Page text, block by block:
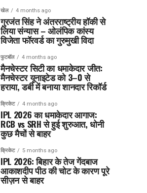
खेल 4 months ago
गुरजंत सिंह ने अंतरराष्ट्रीय हॉकी से
लिया संन्यास – ओलंपिक कांस्य
विजेता फॉरवर्ड का गुरुमुखी विदा
फुटबॉल 4 months ago
मैनचेस्टर सिटी का धमाकेदार जीत:
मैनचेस्टर यूनाइटेड को 3–0 से
हराया, डर्बी में बनाया शानदार रिकॉर्ड
क्रिकेट 4 months ago
IPL 2026 का धमाकेदार आगाज:
RCB vs SRH से हुई शुरुआत, धोनी
कुछ मैचों से बाहर
क्रिकेट 5 months ago
IPL 2026: बिहार के तेज गेंदबाज
आकाशदीप पीठ की चोट के कारण पूरे
सीज़न से बाहर